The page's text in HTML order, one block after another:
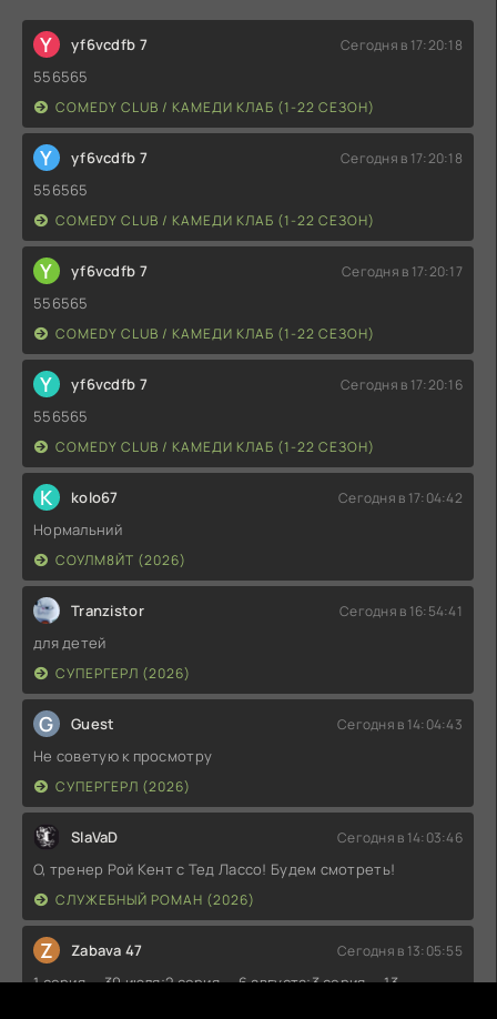
Y yf6vcdfb 7 Сегодня в 17:20:18
556565
COMEDY CLUB / КАМЕДИ КЛАБ (1-22 СЕЗОН)
Y yf6vcdfb 7 Сегодня в 17:20:18
556565
COMEDY CLUB / КАМЕДИ КЛАБ (1-22 СЕЗОН)
Y yf6vcdfb 7 Сегодня в 17:20:17
556565
COMEDY CLUB / КАМЕДИ КЛАБ (1-22 СЕЗОН)
Y yf6vcdfb 7 Сегодня в 17:20:16
556565
COMEDY CLUB / КАМЕДИ КЛАБ (1-22 СЕЗОН)
K kolo67 Сегодня в 17:04:42
Нормальний
СОУЛМ8ЙТ (2026)
Tranzistor Сегодня в 16:54:41
для детей
СУПЕРГЕРЛ (2026)
G Guest Сегодня в 14:04:43
Не советую к просмотру
СУПЕРГЕРЛ (2026)
SlaVaD Сегодня в 14:03:46
О, тренер Рой Кент с Тед Лассо! Будем смотреть!
СЛУЖЕБНЫЙ РОМАН (2026)
Z Zabava 47 Сегодня в 13:05:55
1 серия — 30 июля;2 серия — 6 августа;3 серия — 13